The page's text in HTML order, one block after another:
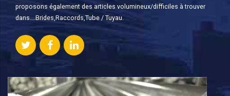
proposons également des articles volumineux/difficiles à trouver
dans….Brides,Raccords,Tube / Tuyau.